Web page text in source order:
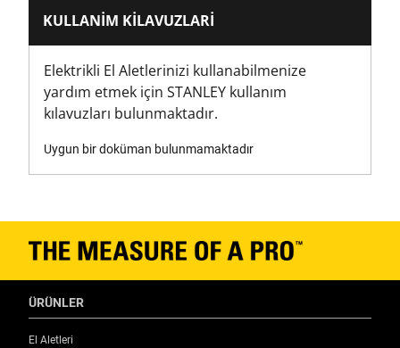
Parça Sayısı
Flakon sayısı
3
Ürün Yüksekliği [mm]
65
Ürün Uzunluğu [mm]
610
Brüt Ürün Ağırlığı [Kg]
0.49
KULLANIM KILAVUZLARI
Elektrikli El Aletlerinizi kullanabilmenize
yardım etmek için STANLEY kullanım
kılavuzları bulunmaktadır.
Uygun bir doküman bulunmamaktadır
ÜRÜNLER
El Aletleri